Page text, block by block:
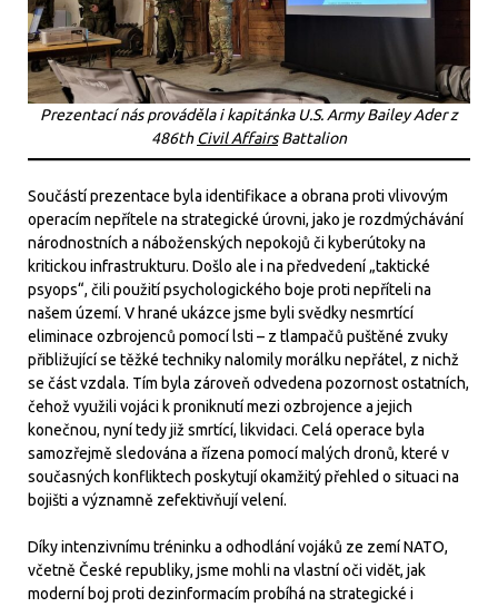
Prezentací nás prováděla i kapitánka U.S. Army Bailey Ader z
486thCivil AffairsBattalion
Součástí prezentace byla identifikace a obrana proti vlivovým
operacím nepřítele na strategické úrovni, jako je rozdmýchávání
národnostních a náboženských nepokojů či kyberútoky na
kritickou infrastrukturu. Došlo ale i na předvedení „taktické
psyops“, čili použití psychologického boje proti nepříteli na
našem území. V hrané ukázce jsme byli svědky nesmrtící
eliminace ozbrojenců pomocí lsti – z tlampačů puštěné zvuky
přibližující se těžké techniky nalomily morálku nepřátel, z nichž
se část vzdala. Tím byla zároveň odvedena pozornost ostatních,
čehož využili vojáci k proniknutí mezi ozbrojence a jejich
konečnou, nyní tedy již smrtící, likvidaci. Celá operace byla
samozřejmě sledována a řízena pomocí malých dronů, které v
současných konfliktech poskytují okamžitý přehled o situaci na
bojišti a významně zefektivňují velení.
Díky intenzivnímu tréninku a odhodlání vojáků ze zemí NATO,
včetně České republiky, jsme mohli na vlastní oči vidět, jak
moderní boj proti dezinformacím probíhá na strategické i